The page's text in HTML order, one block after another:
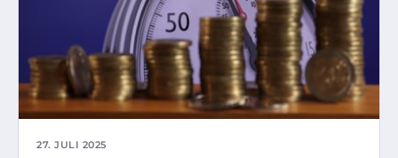
27. JULI 2025